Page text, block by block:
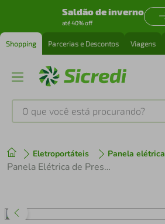
Saldão de inverno
até 40% off
Shopping Parcerias e Descontos Viagens
O que você está procurando?
Eletroportáteis Panela elétrica
Panela Elétrica de Pressão Mondial Digital Master Cooker PE-38 5L - Preta
1º tenis